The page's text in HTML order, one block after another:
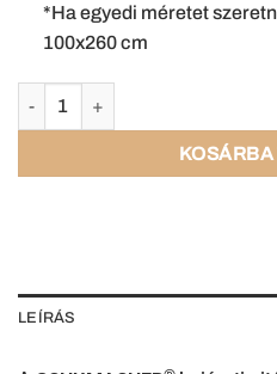
*Ha egyedi méretet
100x260 cm
LEÍRÁS